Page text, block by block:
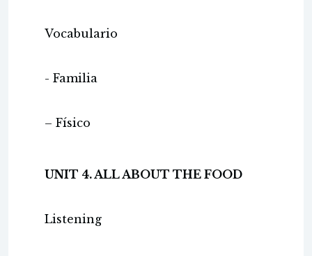
Vocabulario
- Familia
– Físico
UNIT 4. ALL ABOUT THE FOOD
Listening